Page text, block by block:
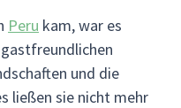
Peru kam, war es
und die
ließen sie nicht mehr